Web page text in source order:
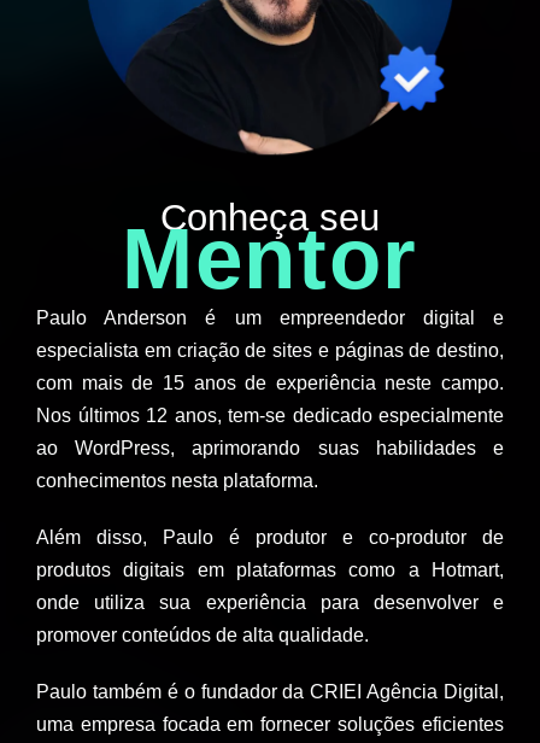
Conheça seu
Mentor
Paulo Anderson é um empreendedor digital e
especialista em criação de sites e páginas de destino,
com mais de 15 anos de experiência neste campo.
Nos últimos 12 anos, tem-se dedicado especialmente
ao WordPress, aprimorando suas habilidades e
conhecimentos nesta plataforma.
Além disso, Paulo é produtor e co-produtor de
produtos digitais em plataformas como a Hotmart,
onde utiliza sua experiência para desenvolver e
promover conteúdos de alta qualidade.
Paulo também é o fundador da CRIEI Agência Digital,
uma empresa focada em fornecer soluções eficientes